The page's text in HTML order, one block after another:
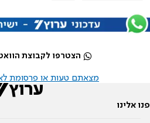
הצטרפו לקבוצת
מצאתם טעות או פרסומת לא
פנו אלינו